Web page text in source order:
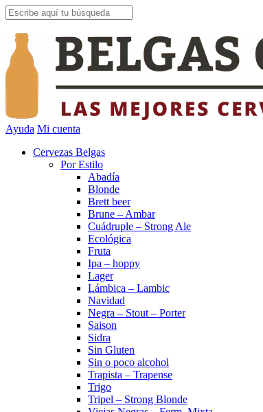
Ayuda Mi cuenta
Cervezas Belgas
Por Estilo
Abadía
Blonde
Brett beer
Brune – Ambar
Cuádruple – Strong Ale
Ecológica
Fruta
Ipa – hoppy
Lager
Lámbica – Lambic
Navidad
Negra – Stout – Porter
Saison
Sidra
Sin Gluten
Sin o poco alcohol
Trapista – Trapense
Trigo
Tripel – Strong Blonde